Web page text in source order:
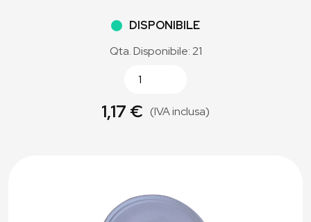
DISPONIBILE
Qta. Disponibile: 21
1,17 € (IVA inclusa)